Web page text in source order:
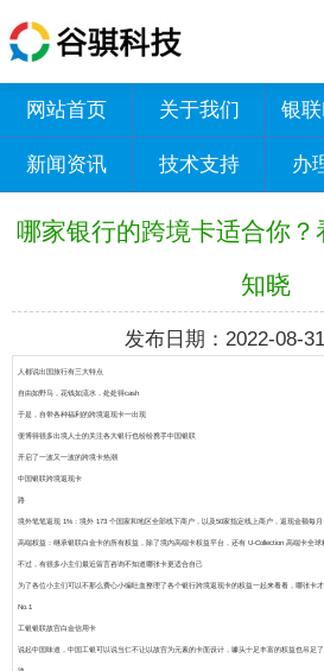
网站首页 关于我们 银
新闻资讯 技术支持 办
哪家银行的跨境卡适合你？
知晓
发布日期：2022-08-
人都说出国旅行有三大特点
自由如野马，花钱如流水，处处得cash
于是，自带各种福利的跨境返现卡一出现
便博得很多出境人士的关注各大银行也纷纷携手中国银联
开启了一波又一波的跨境卡热潮
中国银联跨境返现卡
路
境外笔笔返现 1% ：境外 173 个国家和地区全部线下商户，以及50家指定线上商户，返现金额每月
高端权益 ：继承银联白金卡的所有权益，除了境内高端卡权益平台，还有 U-Collection 高端卡全
不过，有很多小主们最近留言咨询不知道哪张卡更适合自己
为了各位小主们可以不那么费心小编吐血整理了各个银行跨境返现卡的权益一起来看看，哪张卡才
No.1
工银银联故宫白金信用卡
说起中国味道，中国工银可以说当仁不让以故宫为元素的卡面设计，噱头十足丰富的权益也吊足